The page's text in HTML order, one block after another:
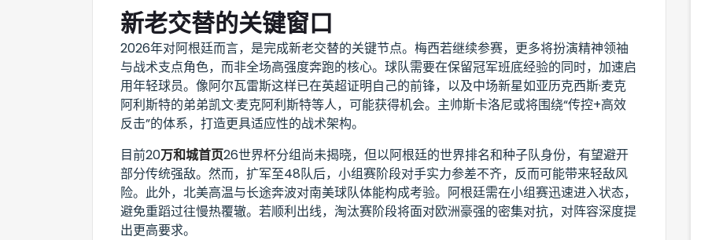
新老交替的关键窗口
2026年对阿根廷而言，是完成新老交替的关键节点。梅西若继续参赛，更多将扮演精神领袖
与战术支点角色，而非全场高强度奔跑的核心。球队需要在保留冠军班底经验的同时，加速启
用年轻球员。像阿尔瓦雷斯这样已在英超证明自己的前锋，以及中场新星如亚历克西斯·麦克
阿利斯特的弟弟凯文·麦克阿利斯特等人，可能获得机会。主帅斯卡洛尼或将围绕“传控+高效
反击”的体系，打造更具适应性的战术架构。
目前20万和城首页26世界杯分组尚未揭晓，但以阿根廷的世界排名和种子队身份，有望避开
部分传统强敌。然而，扩军至48队后，小组赛阶段对手实力参差不齐，反而可能带来轻敌风
险。此外，北美高温与长途奔波对南美球队体能构成考验。阿根廷需在小组赛迅速进入状态，
避免重蹈过往慢热覆辙。若顺利出线，淘汰赛阶段将面对欧洲豪强的密集对抗，对阵容深度提
出更高要求。